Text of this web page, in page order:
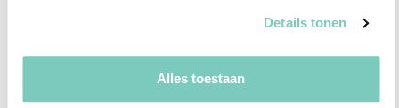
Details tonen
Alles toestaan
Gratis personal shopping
✓ Advies van onze woonspecialist